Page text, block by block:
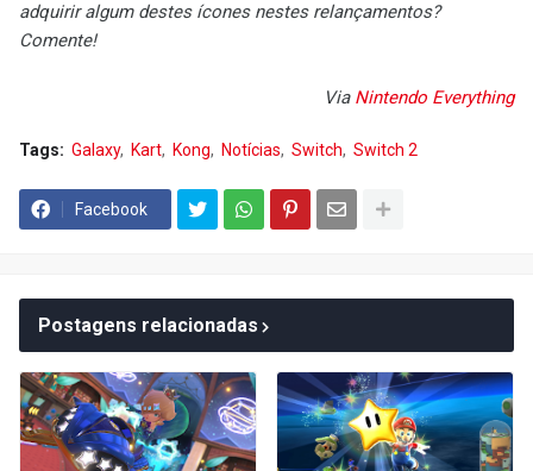
adquirir algum destes ícones nestes relançamentos?
Comente!
Via Nintendo Everything
Tags: Galaxy Kart Kong Notícias Switch Switch 2
Facebook
Postagens relacionadas